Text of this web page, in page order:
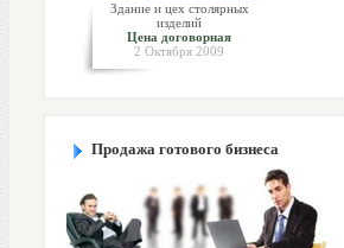
Здание и цех столярных
изделий
Цена договорная
2 Октября 2009
Продажа готового бизнеса